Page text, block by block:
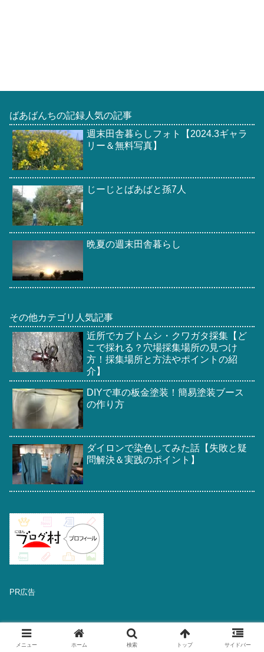
ばあばんちの記録人気の記事
週末田舎暮らしフォト【2024.3ギャラ
リー＆無料写真】
じーじとばあばと孫7人
晩夏の週末田舎暮らし
その他カテゴリ人気記事
近所でカブトムシ・クワガタ採集【ど
こで採れる？穴場採集場所の見つけ
方！採集場所と方法やポイントの紹
介】
DIYで車の板金塗装！簡易塗装ブース
の作り方
ダイロンで染色してみた話【失敗と疑
問解決＆実践のポイント】
PR広告
メニュー ホーム 検索 トップ サイドバー